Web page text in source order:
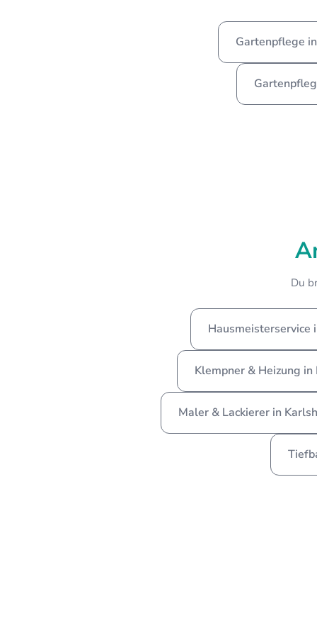
Gartenpflege
Du
Hausmeisterservice
Klempner & Heizung
Maler & Lackierer in